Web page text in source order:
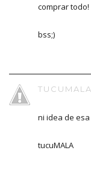
comprar todo!
bss;)
TUCUMALA
ni idea de esa
tucuMALA